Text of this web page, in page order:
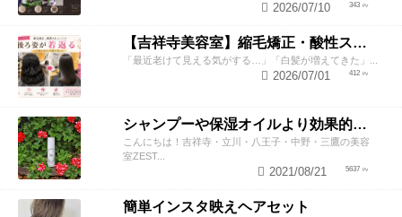
343
2026/07/10
【吉祥寺美容室】縮毛矯正・酸性ストレートで若返り！後ろ姿が変わると見た目年齢も変わる？
「最近老けて見える気がする…」「白髪が増えてきた」...
412
2026/07/01
シャンプーや保湿オイルより効果的！？美容師が教える頭皮の臭い＆乾燥ケアとは
こんにちは！吉祥寺・立川・八王子・中野・三鷹の美容
室ZEST...
5637
2021/08/21
簡単インスタ映えヘアセット